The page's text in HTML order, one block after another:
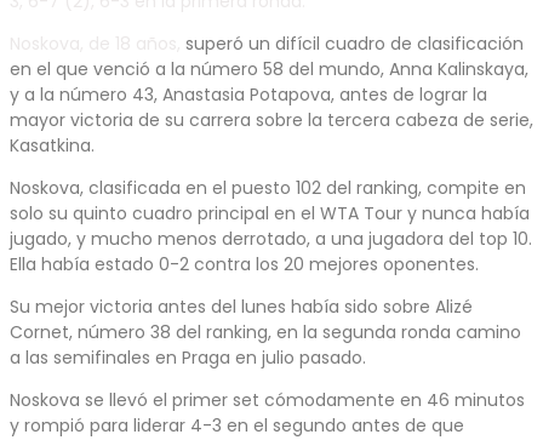
superó un difícil cuadro de clasificación
en el que venció a la número 58 del mundo, Anna Kalinskaya,
y a la número 43, Anastasia Potapova, antes de lograr la
mayor victoria de su carrera sobre la tercera cabeza de serie,
Kasatkina.
Noskova, clasificada en el puesto 102 del ranking, compite en
solo su quinto cuadro principal en el WTA Tour y nunca había
jugado, y mucho menos derrotado, a una jugadora del top 10.
Ella había estado 0-2 contra los 20 mejores oponentes.
Su mejor victoria antes del lunes había sido sobre Alizé
Cornet, número 38 del ranking, en la segunda ronda camino
a las semifinales en Praga en julio pasado.
Noskova se llevó el primer set cómodamente en 46 minutos
y rompió para liderar 4-3 en el segundo antes de que